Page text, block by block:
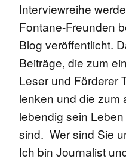
Interviewreihe
Fontane-Freunden
Blog veröffentlicht.
Beiträge, die zum
Leser und Förderer
lenken und die zum
lebendig sein
sind. Wer sind Sie
Ich bin Journalist